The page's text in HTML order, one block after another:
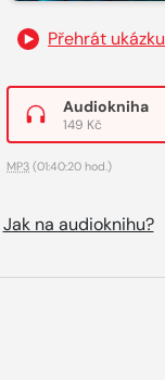
Přehrát ukázku
Audiokniha
149 Kč
MP3 (01:40:20 hod.)
Jak na audioknihu?